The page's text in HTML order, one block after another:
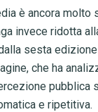
è ancora
invece ridotta
sesta
che ha
e ripetitiva.